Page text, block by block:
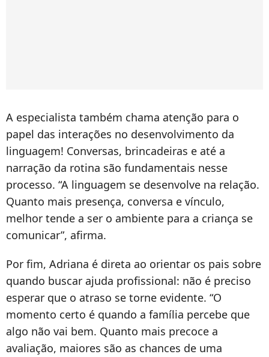
A especialista também chama atenção para o
papel das interações no desenvolvimento da
linguagem! Conversas, brincadeiras e até a
narração da rotina são fundamentais nesse
processo. “A linguagem se desenvolve na relação.
Quanto mais presença, conversa e vínculo,
melhor tende a ser o ambiente para a criança se
comunicar”, afirma.
Por fim, Adriana é direta ao orientar os pais sobre
quando buscar ajuda profissional: não é preciso
esperar que o atraso se torne evidente. “O
momento certo é quando a família percebe que
algo não vai bem. Quanto mais precoce a
avaliação, maiores são as chances de uma